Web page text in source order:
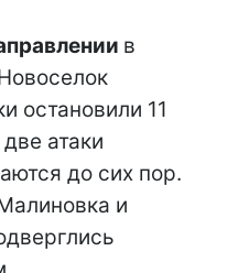
в
остановили 11
атаки
до сих пор.
и